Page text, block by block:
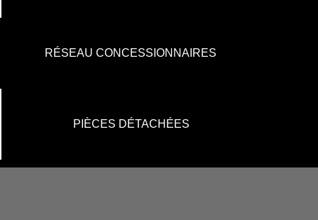
RÉSEAU CONCESSIONNAIRES
PIÈCES DÉTACHÉES